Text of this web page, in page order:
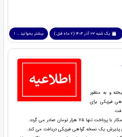
یک شنبه 23 آذر 1404 (7 ماه قبل ) بیشتر بخوانید ... !
و به منظور
فیزیکی برای
هزار تومان صادر می گردد.
پذیرش، یک نسخه گواهی فیزیکی دریافت می کند.